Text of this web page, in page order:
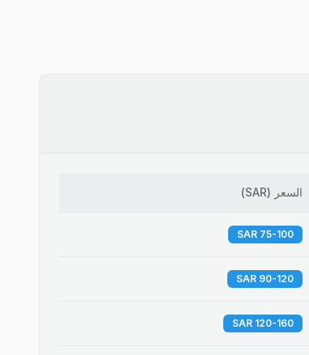
السعر (
SAR
)
75-100 SAR
90-120 SAR
120-160 SAR